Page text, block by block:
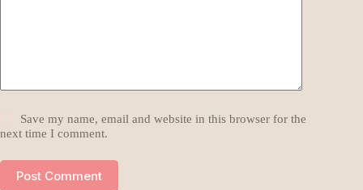
Save my name, email and website in this browser for the
next time I comment.
Post Comment